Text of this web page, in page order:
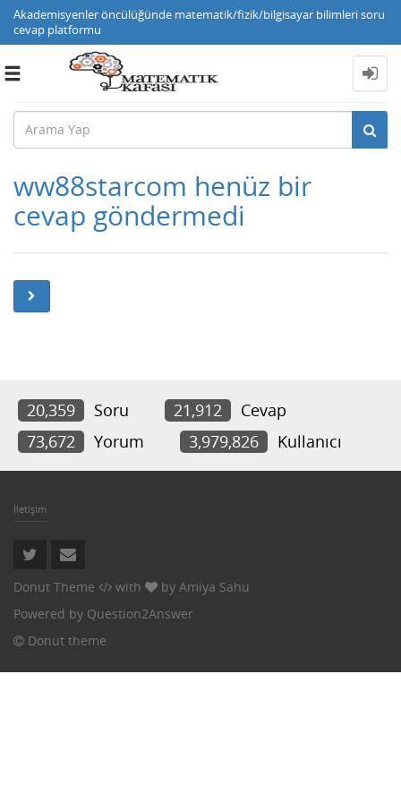
Akademisyenler öncülüğünde matematik/fizik/bilgisayar bilimleri soru
cevap platformu
Toggle
ww88starcom henüz bir
cevap göndermedi
20,359 Soru 21,912
Cevap
73,672
Yorum 3,979,826 Kullanıcı
İletişim
Donut Theme with by Amiya Sahu
Powered by Question2Answer
Donut theme